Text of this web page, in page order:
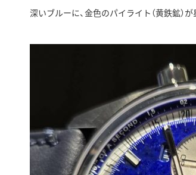
深いブルーに、金色のパイライト（黄鉄鉱）